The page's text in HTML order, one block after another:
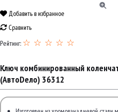
Добавить в избранное
Сравнить
Рейтинг: ☆ ☆ ☆ ☆ ☆
Ключ комбинированный
(АвтоDело) 36312